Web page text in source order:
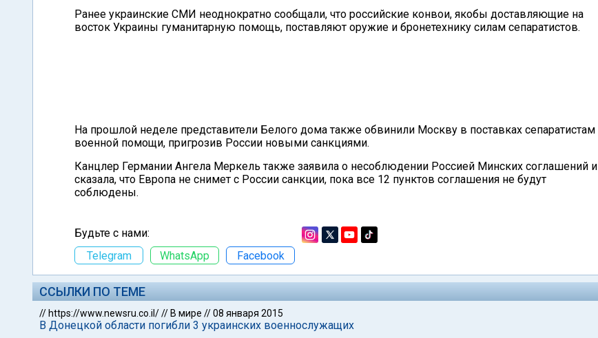
Ранее украинские СМИ неоднократно сообщали, что российские конвои, якобы доставляющие на
восток Украины гуманитарную помощь, поставляют оружие и бронетехнику силам сепаратистов.
На прошлой неделе представители Белого дома также обвинили Москву в поставках сепаратистам
военной помощи, пригрозив России новыми санкциями.
Канцлер Германии Ангела Меркель также заявила о несоблюдении Россией Минских соглашений и
сказала, что Европа не снимет с России санкции, пока все 12 пунктов соглашения не будут
соблюдены.
Будьте с нами:
Telegram
WhatsApp Facebook
ССЫЛКИ ПО ТЕМЕ
// https://www.newsru.co.il/// В мире //08 января 2015
В Донецкой области погибли 3 украинских военнослужащих